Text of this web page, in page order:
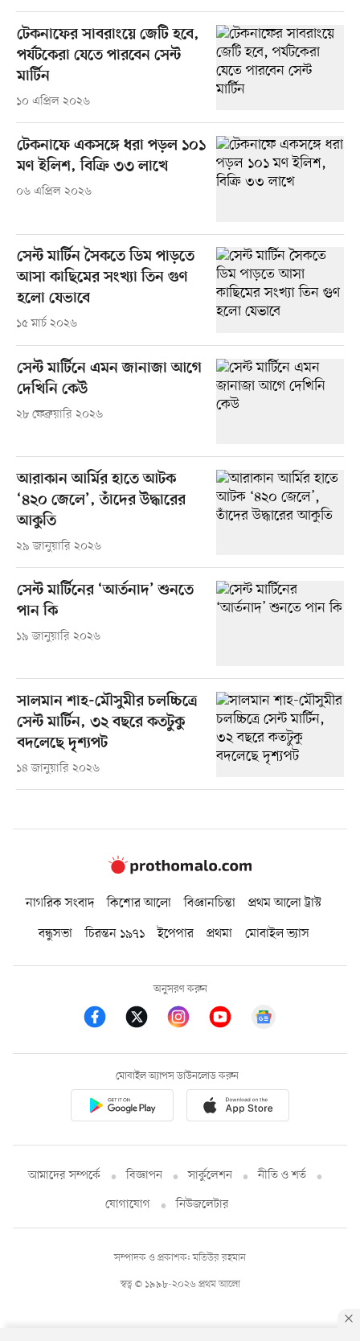
টেকনাফের সাবরাংয়ে জেটি হবে,
পর্যটকেরা যেতে পারবেন সেন্ট
মার্টিন
১০ এপ্রিল ২০২৬
টেকনাফে একসঙ্গে ধরা পড়ল ১০১
মণ ইলিশ, বিক্রি ৩৩ লাখে
০৬ এপ্রিল ২০২৬
সেন্ট মার্টিন সৈকতে ডিম পাড়তে
আসা কাছিমের সংখ্যা তিন গুণ
হলো যেভাবে
১৫ মার্চ ২০২৬
সেন্ট মার্টিনে এমন জানাজা আগে
দেখিনি কেউ
২৮ ফেব্রুয়ারি ২০২৬
আরাকান আর্মির হাতে আটক
‘৪২০ জেলে’, তাঁদের উদ্ধারের
আকুতি
২৯ জানুয়ারি ২০২৬
সেন্ট মার্টিনের ‘আর্তনাদ’ শুনতে
পান কি
১৯ জানুয়ারি ২০২৬
সালমান শাহ-মৌসুমীর চলচ্চিত্রে
সেন্ট মার্টিন, ৩২ বছরে কতটুকু
বদলেছে দৃশ্যপট
১৪ জানুয়ারি ২০২৬
নাগরিক সংবাদ কিশোর আলো বিজ্ঞানচিন্তা
প্রথম আলো ট্রাস্ট
বন্ধুসভা
চিরন্তন ১৯৭১ ইপেপার প্রথমা মোবাইল ভ্যাস
অনুসরণ করুন
মোবাইল অ্যাপস ডাউনলোড করুন
আমাদের সম্পর্কে বিজ্ঞাপন সার্কুলেশন
নীতি ও শর্ত
যোগাযোগ
নিউজলেটার
স্বত্ব © ১৯৯৮-২০২৬ প্রথম আলো
সম্পাদক ও প্রকাশক: মতিউর রহমান